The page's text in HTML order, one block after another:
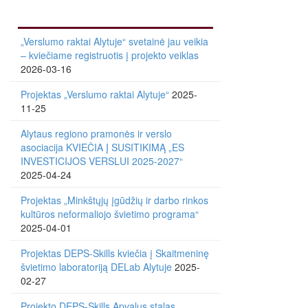
„Verslumo raktai Alytuje“ svetainė jau veikia
– kviečiame registruotis į projekto veiklas
2026-03-16
Projektas „Verslumo raktai Alytuje“ 2025-
11-25
Alytaus regiono pramonės ir verslo
asociacija KVIEČIA Į SUSITIKIMĄ „ES
INVESTICIJOS VERSLUI 2025-2027“
2025-04-24
Projektas „Minkštųjų įgūdžių ir darbo rinkos
kultūros neformaliojo švietimo programa“
2025-04-01
Projektas DEPS-Skills kviečia į Skaitmeninę
švietimo laboratoriją DELab Alytuje 2025-
02-27